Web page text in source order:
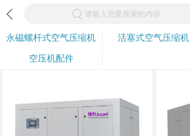
请输入您要搜索的内容
永磁螺杆式空气压缩机 活塞式空气压缩机
空压机配件